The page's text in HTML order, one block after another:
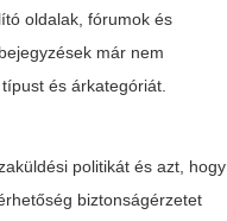
oldalak, fórumok és
már nem
és árkategóriát.
politikát és azt, hogy
biztonságérzetet